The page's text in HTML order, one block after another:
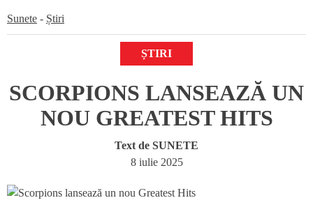
Sunete - Știri
ȘTIRI
SCORPIONS LANSEAZĂ UN
NOU GREATEST HITS
Text de SUNETE
8 iulie 2025